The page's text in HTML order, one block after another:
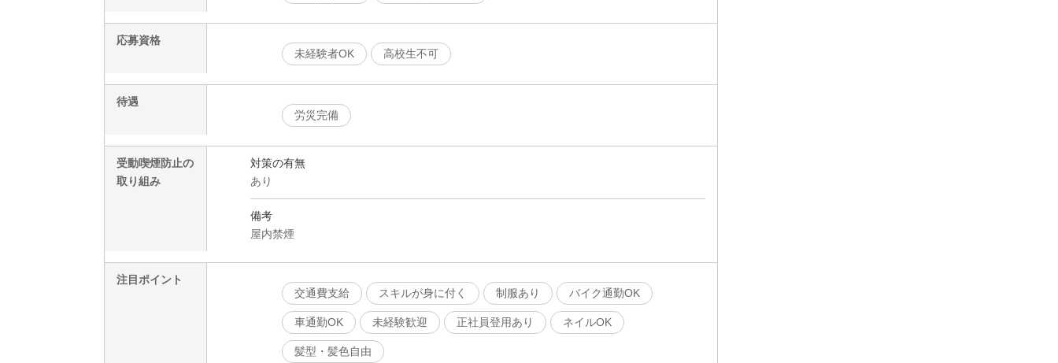
応募資格
未経験者OK
高校生不可
待遇
労災完備
受動喫煙防止の
取り組み
対策の有無
あり
備考
屋内禁煙
注目ポイント
交通費支給
スキルが身に付く 制服あり バイク通勤OK
車通勤OK 未経験歓迎 正社員登用あり ネイルOK
髪型・髪色自由